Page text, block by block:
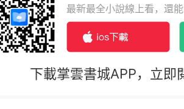
最新最全小說線上看，還
下載掌雲書城APP，立即